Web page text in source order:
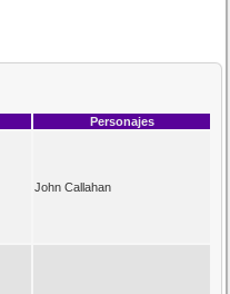
Personajes
John Callahan